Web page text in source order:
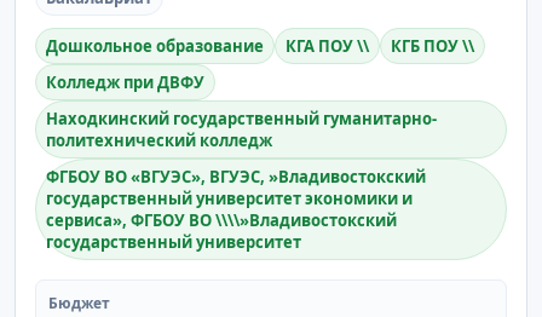
Дошкольное образование КГА ПОУ \\
КГБ ПОУ \\
Колледж при ДВФУ
Находкинский государственный гуманитарно-
политехнический колледж
ФГБОУ ВО «ВГУЭС», ВГУЭС, »Владивостокский
государственный университет экономики и
сервиса», ФГБОУ ВО \\\\»Владивостокский
государственный университет
Бюджет